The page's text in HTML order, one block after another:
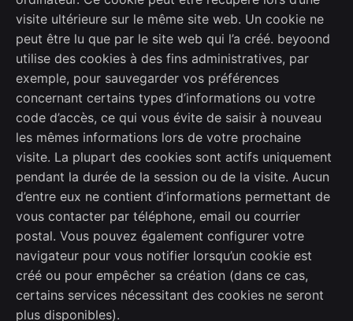
visite ultérieure sur le même site web. Un cookie ne
peut être lu que par le site web qui l’a créé. beyoond
utilise des cookies à des fins administratives, par
exemple, pour sauvegarder vos préférences
concernant certains types d’informations ou votre
code d’accès, ce qui vous évite de saisir à nouveau
les mêmes informations lors de votre prochaine
visite. La plupart des cookies sont actifs uniquement
pendant la durée de la session ou de la visite. Aucun
d’entre eux ne contient d’informations permettant de
vous contacter par téléphone, email ou courrier
postal. Vous pouvez également configurer votre
navigateur pour vous notifier lorsqu’un cookie est
créé ou pour empêcher sa création (dans ce cas,
certains services nécessitant des cookies ne seront
plus disponibles).